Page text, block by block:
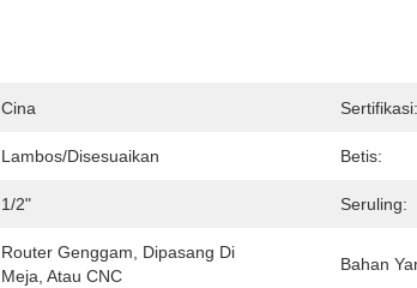
Cina Sertifikasi:
Lambos/Disesuaikan Betis:
1/2" Seruling:
Router Genggam, Dipasang Di
Meja, Atau CNC
Bahan